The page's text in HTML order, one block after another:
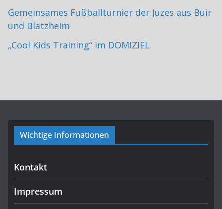
Gemeinsames Fußballturnier der Juzes aus Buir
und Blatzheim
„Cool Kids Training“ im DOMIZIEL
Wichtige Informationen
Kontakt
Impressum